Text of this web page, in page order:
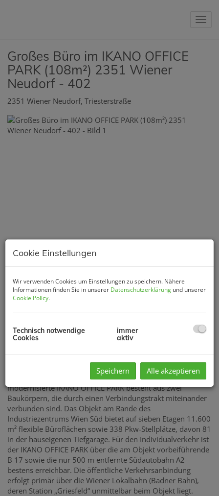
Großes Büro im IKANO OFFICE
PARK (108m²) 2351 Wiener
Neudorf - 402
2351 Wiener Neudorf, Triesterstraße
Beschreibung
Der zwischen 1992 - 1997 errichtete und 2020 - 2021
modernisierte IKANO OFFICE PARK besteht aus zwei
Baukörpern, die durch einen Verbindungstrakt miteinander
verbunden sind. Das Objekt am Rande des
Industriezentrums Wien Süd bietet auf sieben Etagen 11.600
m² flexible Büroflächen sowie 338 Pkw-Stellplätze, davon 81
in der hauseigenen Tiefgarage. Für den Individualverkehr ist
der IKANO OFFICE PARK über die am Objekt vorbeiführende
B 17 sowie die nur 500 m entfernte Südautobahn A2
bestens erreichbar. Die öffentliche Verkehrsanbindung
erfolgt primär über die Wiener Lokalbahn (Badner Bahn),
deren Station „Griesfeld“ unmittelbar beim Objekt liegt.
Cookie Einstellungen
Wir verwenden Cookies um Einstellungen zu speichern. Nähere
Informationen finden Sie in unserer Datenschutzerklärung und unserer
Cookie Policy.
Technisch notwendige
Cookies
immer
aktiv
Speichern Alle akzeptieren